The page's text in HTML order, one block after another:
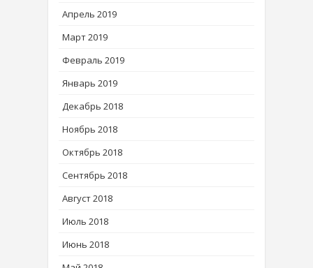
Апрель 2019
Март 2019
Февраль 2019
Январь 2019
Декабрь 2018
Ноябрь 2018
Октябрь 2018
Сентябрь 2018
Август 2018
Июль 2018
Июнь 2018